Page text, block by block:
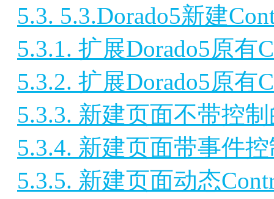
5.3. 5.3.Dorado5新建
5.3.1. 扩展Dorado5原有
5.3.2. 扩展Dorado5原有
5.3.3. 新建页面不带控
5.3.4. 新建页面带事件
5.3.5. 新建页面动态